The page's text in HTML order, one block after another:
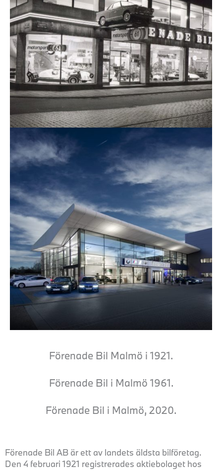
Förenade Bil Malmö i 1921.
Förenade Bil i Malmö 1961.
Förenade Bil i Malmö, 2020.
Förenade Bil AB är ett av landets äldsta bilföretag.
Den 4 februari 1921 registrerades aktiebolaget hos